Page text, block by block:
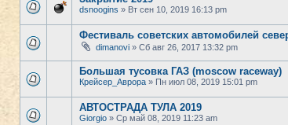
dsnoogins » Вт сен 10, 2019 16:13 pm
Фестиваль советских автомобилей
dimanovi » Сб авг 26, 2017 13:32 pm
Большая тусовка ГАЗ (moscow raceway)
Крейсер_Аврора » Пн июл 08, 2019 15:01 pm
АВТОСТРАДА ТУЛА 2019
Giorgio » Ср май 08, 2019 11:23 am